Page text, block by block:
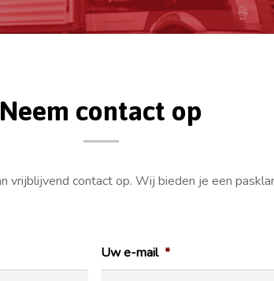
Neem contact op
vrijblijvend contact op. Wij bieden je een
Uw e-mail *